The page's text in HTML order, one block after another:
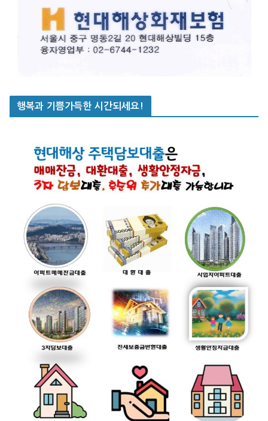
행복과 기쁨가득한 시간되세요!